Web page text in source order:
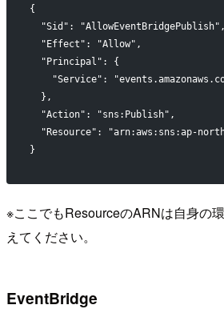
{
  "Sid": "AllowEventBridgePublish",
  "Effect": "Allow",
  "Principal": {
"Service":
  },
  "Action": "sns:Publish",
"Resource": "arn:aws:sns:ap-
}
※ここでもResourceのARNは自身の
えてください。
EventBridge